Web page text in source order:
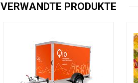
VERWANDTE PRODUKTE